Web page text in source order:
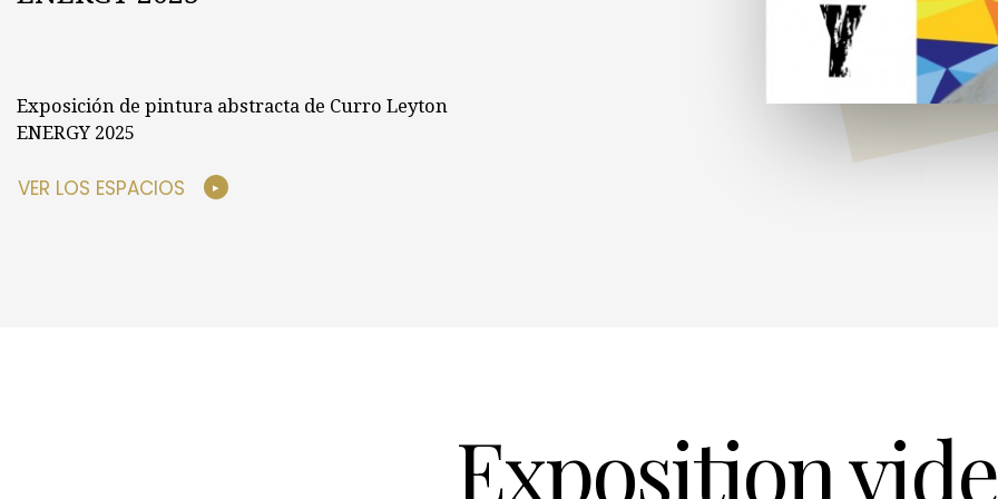
Exposición de pintura abstracta de Curro Leyton
ENERGY 2025
VER LOS ESPACIOS
Exposition